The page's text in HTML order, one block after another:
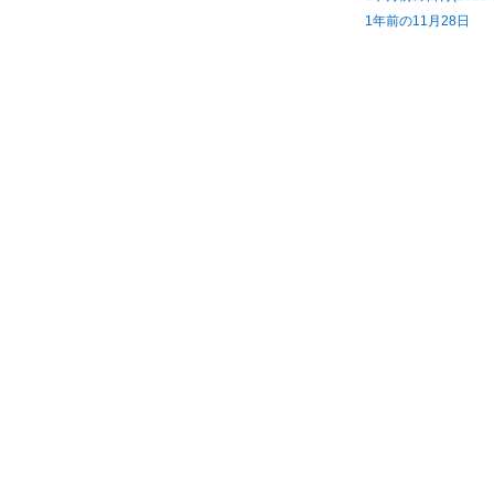
1年前の11月28日